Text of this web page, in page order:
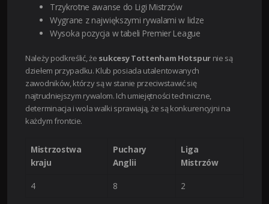
Trzykrotne awanse do Ligi Mistrzów
Wygrane z największymi rywalami w lidze
Wysoka pozycja w tabeli Premier League
Należy podkreślić, że sukcesy Tottenham Hotspurnie są
dziełem przypadku. Klub posiada utalentowanych
zawodników, którzy są w stanie przeciwstawić się
najtrudniejszym rywalom. Ich umiejętności techniczne,
determinacja i wola walki sprawiają, że są konkurencyjni na
każdym frontcie.
Mistrzostwa
kraju
Puchary
Anglii
Liga
Mistrzów
4 8 2